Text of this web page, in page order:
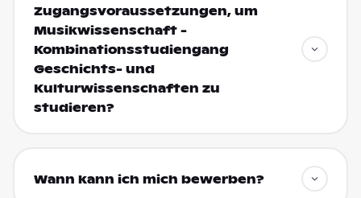
Zugangsvoraussetzungen, um
Musikwissenschaft -
Kombinationsstudiengang
Geschichts- und
Kulturwissenschaften zu
studieren?
Wann kann ich mich bewerben?